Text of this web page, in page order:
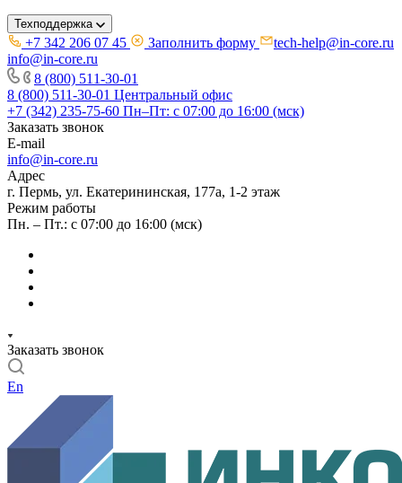
Техподдержка
+7 342 206 07 45 Заполнить форму
tech-help@in-core.ru
info@in-core.ru
8 (800) 511-30-01
8 (800) 511-30-01 Центральный офис
+7 (342) 235-75-60 Пн–Пт: с 07:00 до 16:00 (мск)
Заказать звонок
E-mail
info@in-core.ru
Адрес
г. Пермь, ул. ​Екатерининская, 177а, ​1-2 этаж
Режим работы
Пн. – Пт.: с 07:00 до 16:00 (мск)
Заказать звонок
En